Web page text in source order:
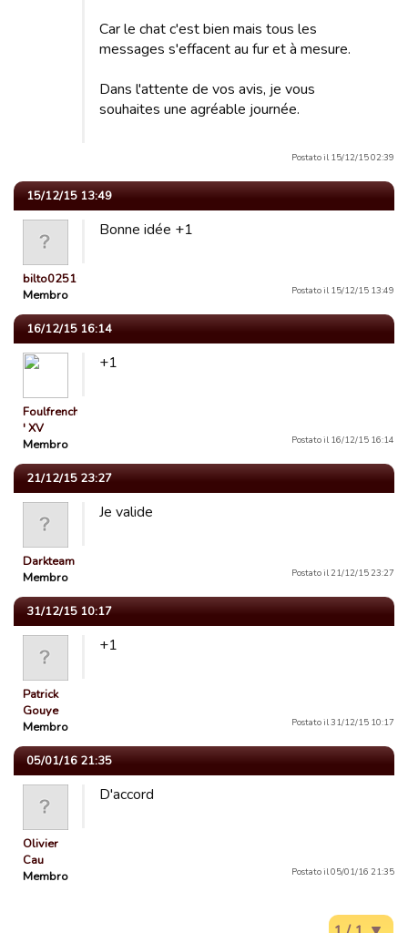
Car le chat c'est bien mais tous les
messages s'effacent au fur et à mesure.
Dans l'attente de vos avis, je vous
souhaites une agréable journée.
Postato il 15/12/15 02:39
15/12/15 13:49
bilto02510
Membro
Bonne idée +1
Postato il 15/12/15 13:49
16/12/15 16:14
Foulfrenchman
' XV
Membro
+1
Postato il 16/12/15 16:14
21/12/15 23:27
Darkteam
Membro
Je valide
Postato il 21/12/15 23:27
31/12/15 10:17
Patrick
Gouye
Membro
+1
Postato il 31/12/15 10:17
05/01/16 21:35
Olivier
Cau
Membro
D'accord
Postato il 05/01/16 21:35